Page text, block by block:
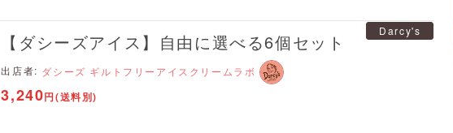
Darcy's
【ダシーズアイス】自由に選べる6個セット
出店者: ダシーズ ギルトフリーアイスクリームラボ
3,240円(送料別)